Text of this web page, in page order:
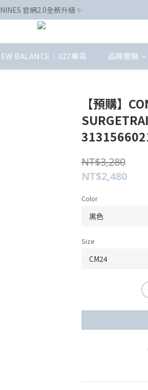
NINES 官網2.0全新升級 ✨
BALANCE｜327專區 品牌服裝
【預購】
NT$3,280
NT$2,480
Color
Size